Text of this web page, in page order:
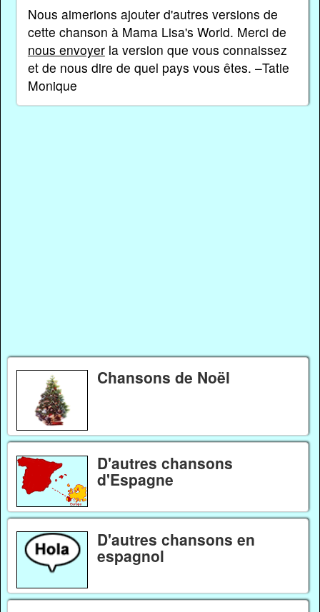
Nous aimerions ajouter d'autres versions de
cette chanson à Mama Lisa's World. Merci de
nous envoyerla version que vous connaissez
et de nous dire de quel pays vous êtes. –Tatie
Monique
Chansons de Noël
D'autres chansons
d'Espagne
D'autres chansons en
espagnol